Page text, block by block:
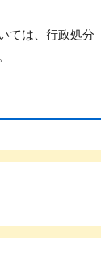
ては、行政処分